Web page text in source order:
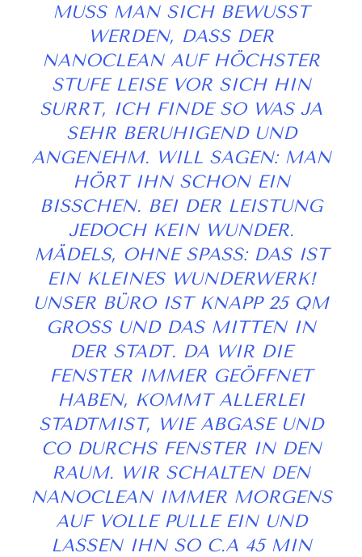
MUSS MAN SICH BEWUSST
WERDEN, DASS DER
NANOCLEAN AUF HÖCHSTER
STUFE LEISE VOR SICH HIN
SURRT, ICH FINDE SO WAS JA
SEHR BERUHIGEND UND
ANGENEHM. WILL SAGEN: MAN
HÖRT IHN SCHON EIN
BISSCHEN. BEI DER LEISTUNG
JEDOCH KEIN WUNDER.
MÄDELS, OHNE SPASS: DAS IST E
IN KLEINES WUNDERWERK! U
NSER BÜRO IST KNAPP 25 QM G
ROSS UND DAS MITTEN IN DE
R STADT. DA WIR DIE FE
NSTER IMMER GEÖFFNET HA
BEN, KOMMT ALLERLEI ST
ADTMIST, WIE ABGASE UND CO
DURCHS FENSTER IN DEN RA
UM. WIR SCHALTEN DEN NA
NOCLEAN IMMER MORGENS AU
F VOLLE PULLE EIN UND LA
SSEN IHN SO C.A 45 MIN LA